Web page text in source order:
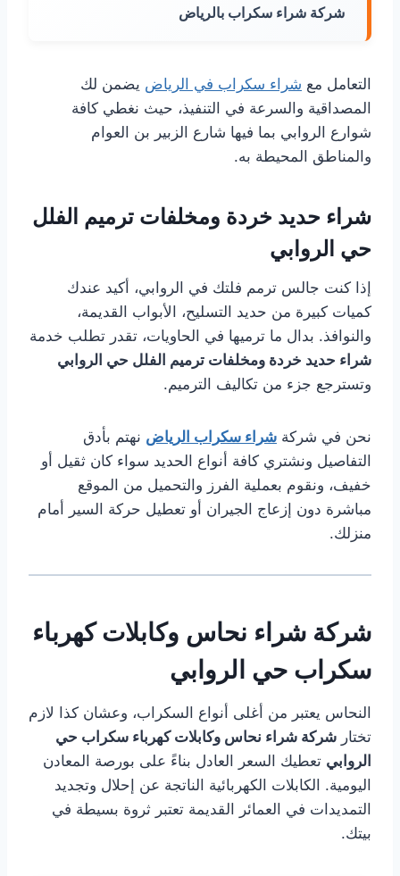
شركة شراء سكراب بالرياض
التعامل مع شراء سكراب في الرياض يضمن لك
المصداقية والسرعة في التنفيذ، حيث نغطي كافة
شوارع الروابي بما فيها شارع الزبير بن العوام
والمناطق المحيطة به.
شراء حديد خردة ومخلفات ترميم الفلل
حي الروابي
إذا كنت جالس ترمم فلتك في الروابي، أكيد عندك
كميات كبيرة من حديد التسليح، الأبواب القديمة،
والنوافذ. بدال ما ترميها في الحاويات، تقدر تطلب خدمة
شراء حديد خردة ومخلفات ترميم الفلل حي الروابي
وتسترجع جزء من تكاليف الترميم.
نحن في شركة شراء سكراب الرياض نهتم بأدق
التفاصيل ونشتري كافة أنواع الحديد سواء كان ثقيل أو
خفيف، ونقوم بعملية الفرز والتحميل من الموقع
مباشرة دون إزعاج الجيران أو تعطيل حركة السير أمام
منزلك.
شركة شراء نحاس وكابلات كهرباء
سكراب حي الروابي
النحاس يعتبر من أغلى أنواع السكراب، وعشان كذا لازم
تختار شركة شراء نحاس وكابلات كهرباء سكراب حي
الروابي تعطيك السعر العادل بناءً على بورصة المعادن
اليومية. الكابلات الكهربائية الناتجة عن إحلال وتجديد
التمديدات في العمائر القديمة تعتبر ثروة بسيطة في
بيتك.